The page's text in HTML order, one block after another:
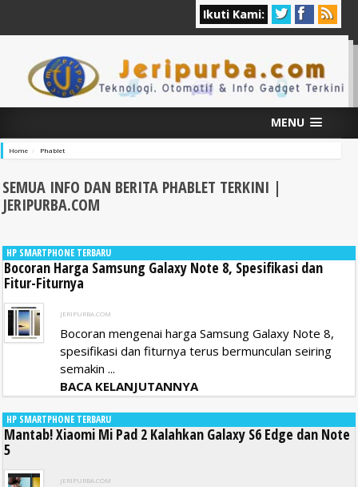
Ikuti Kami:
MENU
Home Phablet
SEMUA INFO DAN BERITA PHABLET TERKINI |
JERIPURBA.COM
HP SMARTPHONE TERBARU
Bocoran Harga Samsung Galaxy Note 8, Spesifikasi dan
Fitur-Fiturnya
JERIPURBA.COM
Bocoran mengenai harga Samsung Galaxy Note 8,
spesifikasi dan fiturnya terus bermunculan seiring
semakin ...
BACA KELANJUTANNYA
HP SMARTPHONE TERBARU
Mantab! Xiaomi Mi Pad 2 Kalahkan Galaxy S6 Edge dan Note
5
JERIPURBA.COM